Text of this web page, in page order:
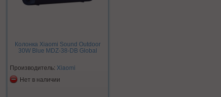
Колонка Xiaomi Sound Outdoor
30W Blue MDZ-38-DB Global
Производитель: Xiaomi
Нет в наличии